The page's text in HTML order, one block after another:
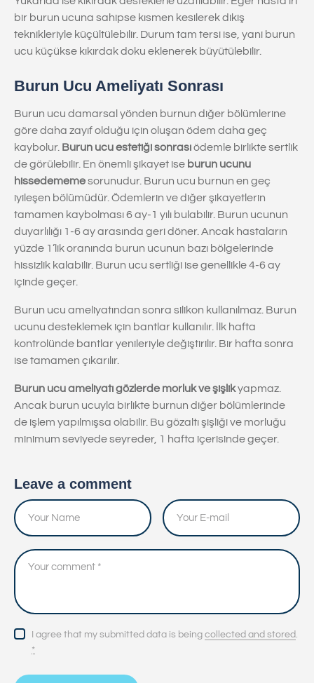
bir burun ucuna sahipse kısmen kesilerek dikiş
teknikleriyle küçültülebilir. Durum tam tersi ise, yani burun
ucu küçükse kıkırdak doku eklenerek büyütülebilir.
Burun Ucu Ameliyatı Sonrası
Burun ucu damarsal yönden burnun diğer bölümlerine
göre daha zayıf olduğu için oluşan ödem daha geç
kaybolur. Burun ucu estetiği sonrasıödemle birlikte sertlik
de görülebilir. En önemli şikayet ise burun ucunu
hissedememesorunudur. Burun ucu burnun en geç
iyileşen bölümüdür. Ödemlerin ve diğer şikayetlerin
tamamen kaybolması 6 ay-1 yılı bulabilir. Burun ucunun
duyarlılığı 1-6 ay arasında geri döner. Ancak hastaların
yüzde 1’lik oranında burun ucunun bazı bölgelerinde
hissizlik kalabilir. Burun ucu sertliği ise genellikle 4-6 ay
içinde geçer.
Burun ucu ameliyatından sonra silikon kullanılmaz. Burun
ucunu desteklemek için bantlar kullanılır. İlk hafta
kontrolünde bantlar yenileriyle değiştirilir. Bir hafta sonra
ise tamamen çıkarılır.
Burun ucu ameliyatı gözlerde morluk ve şişlikyapmaz.
Ancak burun ucuyla birlikte burnun diğer bölümlerinde
de işlem yapılmışsa olabilir. Bu gözaltı şişliği ve morluğu
minimum seviyede seyreder, 1 hafta içerisinde geçer.
Leave a comment
I agree that my submitted data is beingcollected and stored
*